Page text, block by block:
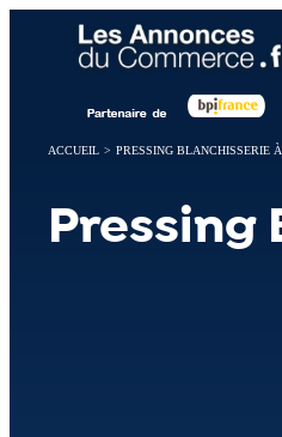
ACCUEIL > PRESSING BLANCHISSERIE
Pressing
Panneau de gestion des cookies